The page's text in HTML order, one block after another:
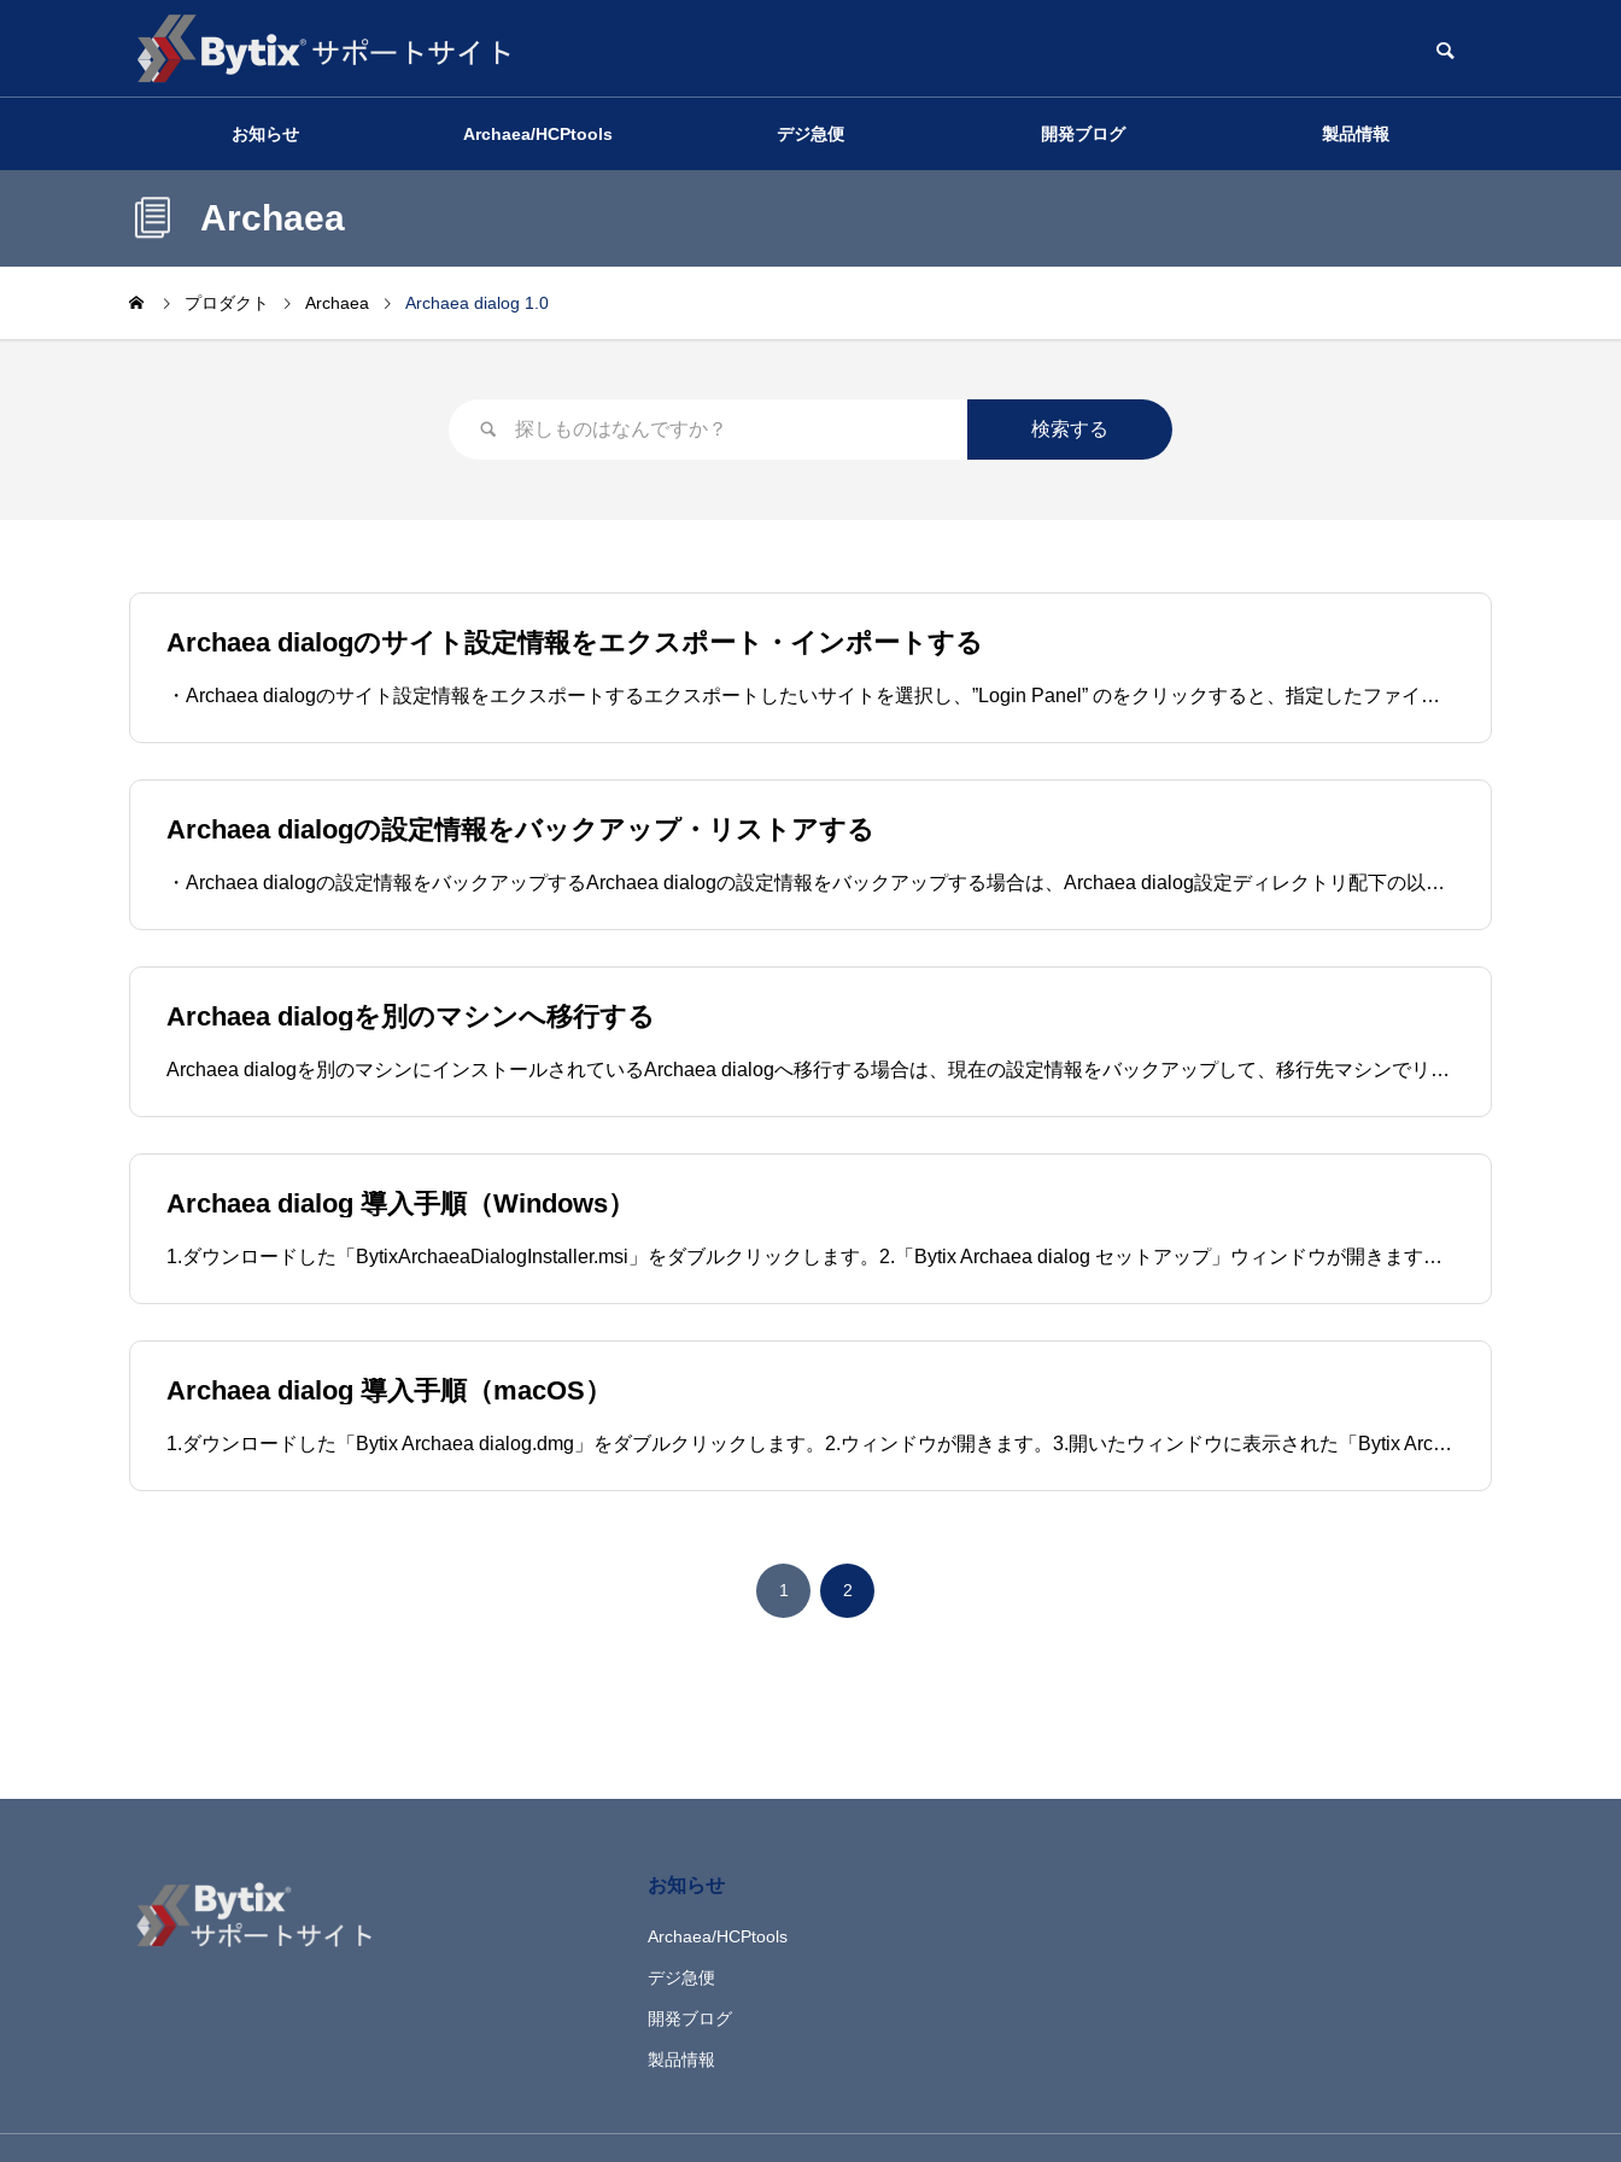
お知らせ Archaea/HCPtools デジ急便 開発ブログ 製品情報
Archaea
プロダクト Archaea Archaea dialog 1.0
Archaea dialogのサイト設定情報をエクスポート・インポートする
・Archaea dialogのサイト設定情報をエクスポートするエクスポートしたいサイトを選択し、”Login Panel” のをクリックすると、指定したファイル名で設定情報を保管できます。（複数選択可）サイト一覧で連続する複数のサイトを選択する場合→ 「Shift」キーを押しな
Archaea dialogの設定情報をバックアップ・リストアする
・Archaea dialogの設定情報をバックアップするArchaea dialogの設定情報をバックアップする場合は、Archaea dialog設定ディレクトリ配下の以下の３つの設定ファイルを別の場所に保管してください。設定情報：preferences.json鍵データ情報：p
Archaea dialogを別のマシンへ移行する
Archaea dialogを別のマシンにインストールされているArchaea dialogへ移行する場合は、現在の設定情報をバックアップして、移行先マシンでリストアしてください。バックアップ・リストアの手順は以下を参考にしてください。⇒Archaea dialogの設定情報をバック
Archaea dialog 導入手順（Windows）
1.ダウンロードした「BytixArchaeaDialogInstaller.msi」をダブルクリックします。2.「Bytix Archaea dialog セットアップ」ウィンドウが開きます。3.「使用許諾契約書に同意します」にチェックをして、「インストール」ボタン
Archaea dialog 導入手順（macOS）
1.ダウンロードした「Bytix Archaea dialog.dmg」をダブルクリックします。2.ウィンドウが開きます。3.開いたウィンドウに表示された「Bytix Archaea dialog」のアイコンを「Applications」フォルダにドラッグ＆ドロップし
1 2
お知らせ
Archaea/HCPtools
デジ急便
開発ブログ
製品情報